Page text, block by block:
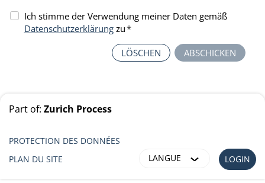
Ich stimme der Verwendung meiner Daten gemäß
Datenschutzerklärungzu*
LÖSCHEN ABSCHICKEN
Part of: Zurich Process
PROTECTION DES DONNÉES
PLAN DU SITE
LANGUE LOGIN